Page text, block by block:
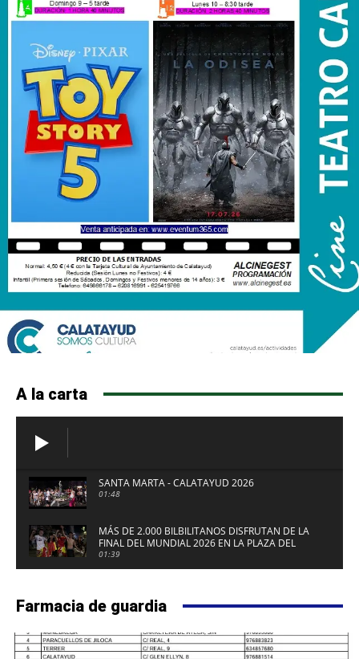
A la carta
SANTA MARTA - CALATAYUD 2026
01:48
MÁS DE 2.000 BILBILITANOS DISFRUTAN DE LA
FINAL DEL MUNDIAL 2026 EN LA PLAZA DEL
FUERTE DE CALATAYUD
01:39
Farmacia de guardia